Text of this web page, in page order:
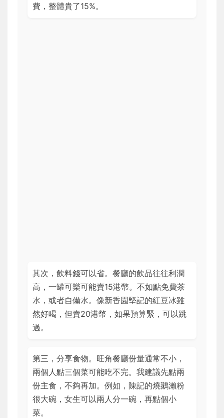
費，整體貴了15%。
其次，飲料錢可以省。餐廳的飲品往往利潤
高，一罐可樂可能賣15港幣。不如點免費茶
水，或者自備水。像新香園堅記的紅豆冰雖
然好喝，但賣20港幣，如果預算緊，可以跳
過。
第三，分享食物。旺角餐廳份量通常不小，
兩個人點三個菜可能吃不完。我建議先點兩
份主食，不夠再加。例如，陳記的燒鵝瀨粉
很大碗，女生可以兩人分一碗，再點個小
菜。